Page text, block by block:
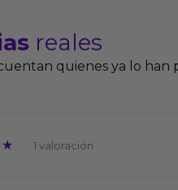
reales
quienes ya lo han
1 valoración